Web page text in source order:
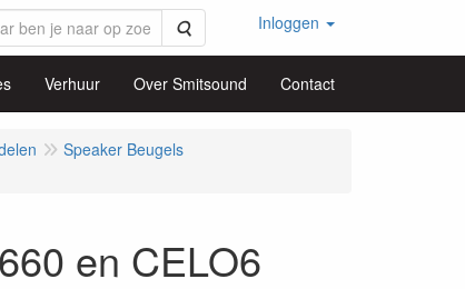
Zoeken Inloggen
Verhuur Over Smitsound Contact
Speaker Beugels
en CELO6